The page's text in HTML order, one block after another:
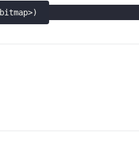
bitmap>)